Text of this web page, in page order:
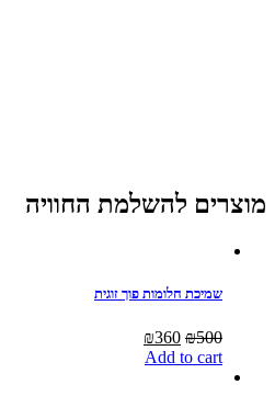
מוצרים להשלמת החוויה
שמיכת חלומות פוך זוגית
₪500
Original
price
₪360
Add to cart